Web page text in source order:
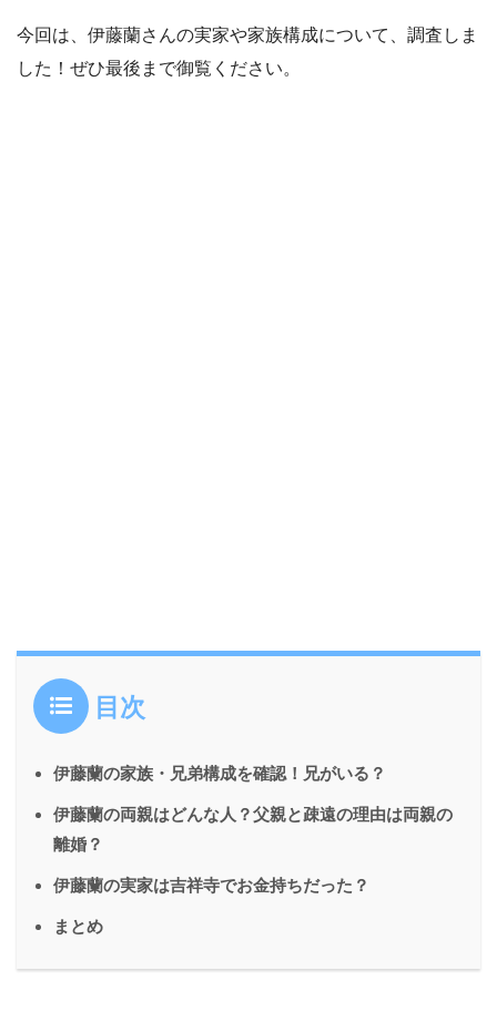
今回は、伊藤蘭さんの実家や家族構成について、調査しま
した！ぜひ最後まで御覧ください。
目次
伊藤蘭の家族・兄弟構成を確認！兄がいる？
伊藤蘭の両親はどんな人？父親と疎遠の理由は両親の
離婚？
伊藤蘭の実家は吉祥寺でお金持ちだった？
まとめ